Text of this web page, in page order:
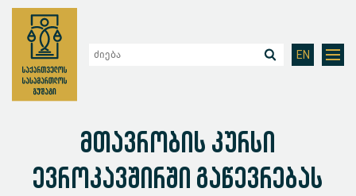
EN
მთავრობის კურსი
ევროკავშირში გაწევრებას